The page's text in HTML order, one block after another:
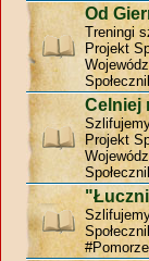
Od
Treningi
Projekt
Celniej
Projekt